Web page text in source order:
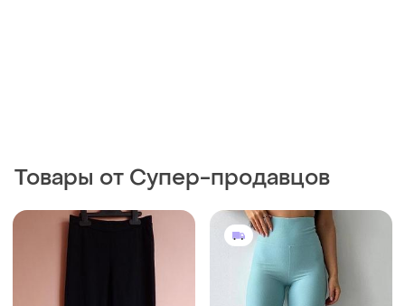
Товары от Супер-продавцов